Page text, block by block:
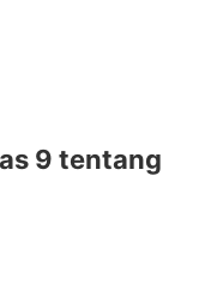
9 tentang